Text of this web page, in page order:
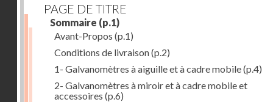
PAGE DE TITRE
Sommaire (p.1)
Avant-Propos (p.1)
Conditions de livraison(p.2)
1- Galvanomètres à aiguille et à cadre mobile(p.4)
2- Galvanomètres à miroir et à cadre mobile et
accessoires (p.6)